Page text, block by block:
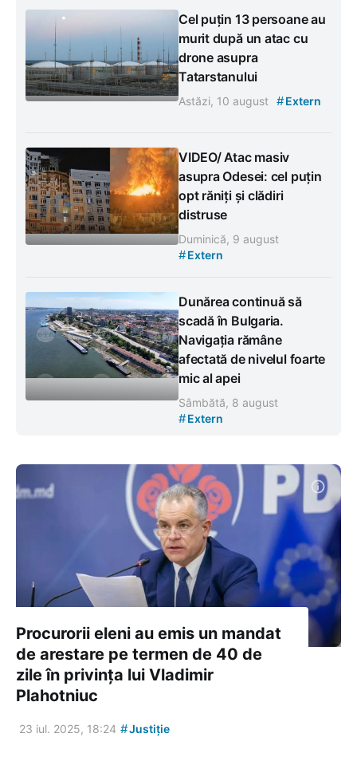
Cel puțin 13 persoane au
murit după un atac cu
drone asupra
Tatarstanului
Astăzi, 10 august #Extern
VIDEO/ Atac masiv
asupra Odesei: cel puțin
opt răniți și clădiri
distruse
Duminică, 9 august
#Extern
Dunărea continuă să
scadă în Bulgaria.
Navigația rămâne
afectată de nivelul foarte
mic al apei
Sâmbătă, 8 august
#Extern
Procurorii eleni au emis un mandat
de arestare pe termen de 40 de
zile în privința lui Vladimir
Plahotniuc
23 iul. 2025, 18:24 #Justiție